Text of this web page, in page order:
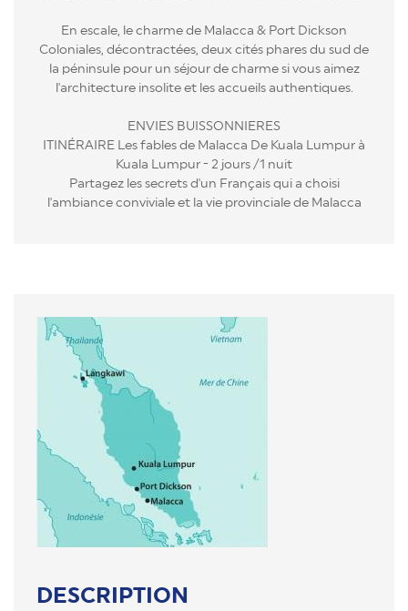
En escale, le charme de Malacca & Port Dickson
Coloniales, décontractées, deux cités phares du sud de
la péninsule pour un séjour de charme si vous aimez
l'architecture insolite et les accueils authentiques.
ENVIES BUISSONNIERES
ITINÉRAIRE Les fables de Malacca De Kuala Lumpur à
Kuala Lumpur - 2 jours /1 nuit
Partagez les secrets d'un Français qui a choisi
l'ambiance conviviale et la vie provinciale de Malacca
DESCRIPTION